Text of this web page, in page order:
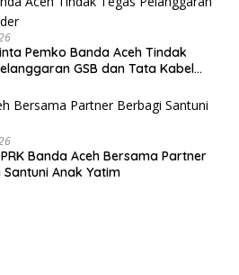
Pemko Banda Aceh Tindak
GSB dan Tata Kabel
Banda Aceh Bersama Partner
Anak Yatim